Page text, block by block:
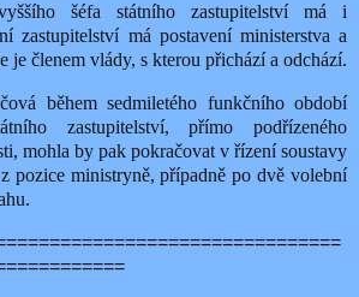
šéfa státního zastupitelství má i
zastupitelství má postavení ministerstva a
je členem vlády, s kterou přichází a odchází.
během sedmiletého funkčního období
zastupitelství, přímo podřízeného
mohla by pak pokračovat v řízení soustavy
pozice ministryně, případně po dvě volební